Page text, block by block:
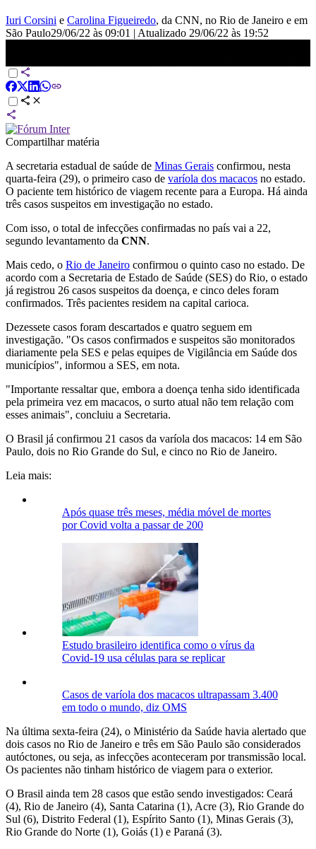
Iuri Corsini e Carolina Figueiredo, da CNN, no Rio de Janeiro e em
São Paulo29/06/22 às 09:01 | Atualizado 29/06/22 às 19:52
Compartilhar matéria
A secretaria estadual de saúde de Minas Gerais confirmou, nesta
quarta-feira (29), o primeiro caso de varíola dos macacos no estado.
O paciente tem histórico de viagem recente para a Europa. Há ainda
três casos suspeitos em investigação no estado.
Com isso, o total de infecções confirmadas no país vai a 22,
segundo levantamento da CNN.
Mais cedo, o Rio de Janeiro confirmou o quinto caso no estado. De
acordo com a Secretaria de Estado de Saúde (SES) do Rio, o estado
já registrou 26 casos suspeitos da doença, e cinco deles foram
confirmados. Três pacientes residem na capital carioca.
Dezessete casos foram descartados e quatro seguem em
investigação. "Os casos confirmados e suspeitos são monitorados
diariamente pela SES e pelas equipes de Vigilância em Saúde dos
municípios", informou a SES, em nota.
"Importante ressaltar que, embora a doença tenha sido identificada
pela primeira vez em macacos, o surto atual não tem relação com
esses animais", concluiu a Secretaria.
O Brasil já confirmou 21 casos da varíola dos macacos: 14 em São
Paulo, dois no Rio Grande do Sul, e cinco no Rio de Janeiro.
Leia mais:
Após quase três meses, média móvel de mortes
por Covid volta a passar de 200
Estudo brasileiro identifica como o vírus da
Covid-19 usa células para se replicar
Casos de varíola dos macacos ultrapassam 3.400
em todo o mundo, diz OMS
Na última sexta-feira (24), o Ministério da Saúde havia alertado que
dois casos no Rio de Janeiro e três em São Paulo são considerados
autóctones, ou seja, as infecções aconteceram por transmissão local.
Os pacientes não tinham histórico de viagem para o exterior.
O Brasil ainda tem 28 casos que estão sendo investigados: Ceará
(4), Rio de Janeiro (4), Santa Catarina (1), Acre (3), Rio Grande do
Sul (6), Distrito Federal (1), Espírito Santo (1), Minas Gerais (3),
Rio Grande do Norte (1), Goiás (1) e Paraná (3).